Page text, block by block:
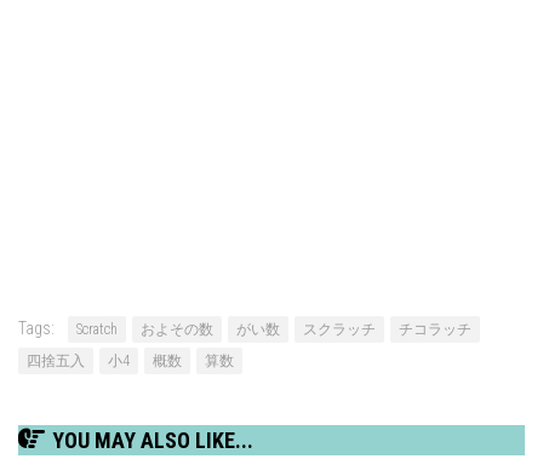
Tags: Scratch およその数 がい数 スクラッチ
チコラッチ
四捨五入
小4 概数 算数
YOU MAY ALSO LIKE...